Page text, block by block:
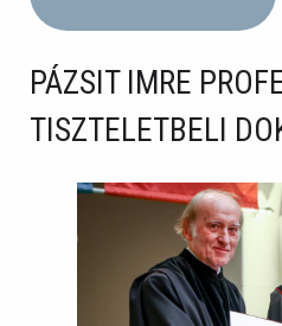
PÁZSIT IMRE
TISZTELETBELI